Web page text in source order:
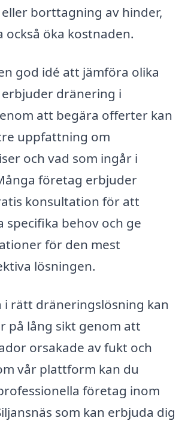
borttagning av hinder,
också öka kostnaden.
god idé att jämföra olika
dränering i
att begära offerter kan
uppfattning om
och vad som ingår i
företag erbjuder
konsultation för att
specifika behov och ge
för den mest
lösningen.
i rätt dräneringslösning kan
på lång sikt genom att
orsakade av fukt och
vår plattform kan du
företag inom
som kan erbjuda dig